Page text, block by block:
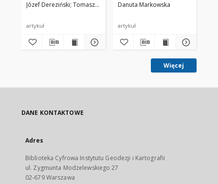
Józef Dereziński Tomasz Dudziński Bogdan Ney
artykuł
Danuta Markowska
artykuł
Więcej
DANE KONTAKTOWE
Adres
Biblioteka Cyfrowa Instytutu Geodezji i Kartografii
ul. Zygmunta Modzelewskiego 27
02-679 Warszawa